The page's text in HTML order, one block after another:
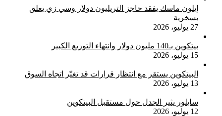
إيلون ماسك يفقد حاجز التريليون دولار وسي زي يعلق
بسخرية
27 يوليو، 2026
بيتكوين بـ140 مليون دولار وانتهاء التوزيع الكبير
15 يوليو، 2026
البيتكوين يستقر مع انتظار قرارات قد تغيّر اتجاه السوق
13 يوليو، 2026
سايلور يثير الجدل حول مستقبل البيتكوين
12 يوليو، 2026